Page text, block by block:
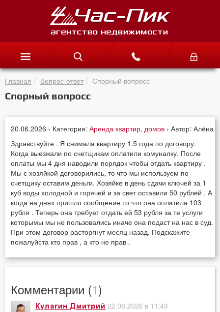
Главная Вопрос-ответ Спорный вопросс
Спорный вопросс
20.06.2026 › Категория:Аренда квартир, домов › Автор: Алёна
Здравствуйте . Я снимала квартиру 1.5 года по договору.
Когда выезжали по счетщикам оплатили комуналку. После
оплаты мы 4 дня наводили порядок чтобы отдать квартиру .
Мы с хозяйкой договорились, то что мы используем по
счетщику оставим деньги. Хозяйке в день сдачи ключей за 1
куб воды холодной и горячей и за свет оставили 50 рублей . А
когда на днях пришло сообщение то что она оплатила 103
рубля . Теперь она требует отдать ей 53 рубля за те услуги
которымы мы не пользовались иначе она подаст на нас в суд.
При этом договор расторгнут месяц назад. Подскажите
пожалуйста кто прав , а кто не прав .
Комментарии (1)
Кулагин Дмитрий 22.06.2026 в 11:49